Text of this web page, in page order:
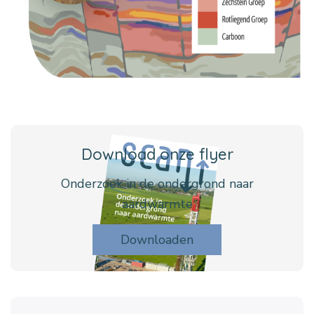
Download onze flyer
Onderzoek in de ondergrond naar
aardwarmte
Downloaden